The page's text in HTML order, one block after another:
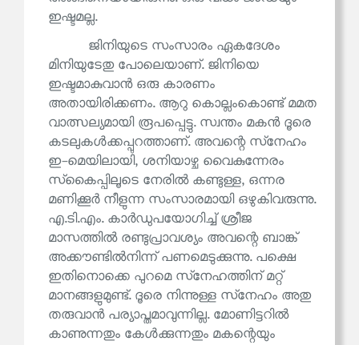
ഇഷ്ടമല്ല.
ജിനിയുടെ സംസാരം ഏകദേശം
മിനിയുടേതു പോലെയാണ്. ജിനിയെ
ഇഷ്ടമാകുവാൻ ഒരു കാരണം
അതായിരിക്കണം. ആറു കൊല്ലംകൊണ്ട് മമത
വാത്സല്യമായി രൂപപ്പെട്ടു. സ്വന്തം മകൻ ദൂരെ
കടലുകൾക്കപ്പുറത്താണ്. അവന്റെ സ്‌നേഹം
ഇ-മെയിലായി, ശനിയാഴ്ച വൈകുന്നേരം
സ്‌കൈപ്പിലൂടെ നേരിൽ കണ്ടുള്ള, ഒന്നര
മണിക്കൂർ നീളുന്ന സംസാരമായി ഒഴുകിവരുന്നു.
എ.ടി.എം. കാർഡുപയോഗിച്ച് ശ്രീജ
മാസത്തിൽ രണ്ടുപ്രാവശ്യം അവന്റെ ബാങ്ക്
അക്കൗണ്ടിൽനിന്ന് പണമെടുക്കുന്നു. പക്ഷെ
ഇതിനൊക്കെ പുറമെ സ്‌നേഹത്തിന് മറ്റ്
മാനങ്ങളുമുണ്ട്. ദൂരെ നിന്നുള്ള സ്‌നേഹം അതു
തരുവാൻ പര്യാപ്തമാവുന്നില്ല. മോണിട്ടറിൽ
കാണുന്നതും കേൾക്കുന്നതും മകന്റെയും